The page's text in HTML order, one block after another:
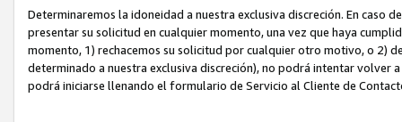
Determinaremos la idoneidad a nuestra exclusiva discreción. En caso
presentar su solicitud en cualquier momento, una vez que haya
momento, 1) rechacemos su solicitud por cualquier otro motivo, o 2)
determinado a nuestra exclusiva discreción), no podrá intentar volver
podrá iniciarse llenando el formulario de Servicio al Cliente de